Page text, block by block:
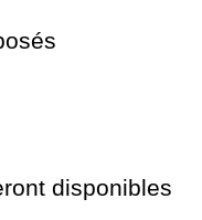
disponibles